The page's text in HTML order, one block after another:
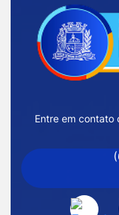
Acessar
Página
Inicial
de
Senhora
do
Livramento
Entre em contato